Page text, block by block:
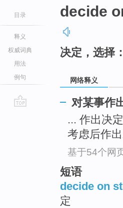
目录
释义
权威词典
用法
例句
decide
决定，选择
网络释义
对某事作
... 作出决
考虑后作
基于54个网
短语
decide on
定